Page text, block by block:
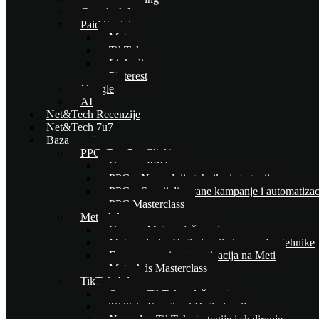
Google Ads
Paid Social
Meta
TikTok
Linkedin
Pinterest
Google
AI
Net&Tech Recenzije
Net&Tech 7u7
Baza znanja
PPC (Pay Per Click)
Osnove PPC-a
PPC – Naprednije tehnike i strategije
PPC – Specijalizovane kampanje i
PPC Masterclass
Meta Ads
Osnove Meta oglašavanja
Meta oglasi – Optimizacija i napredne tehnike
E-commerce i automatizacija na Meti
Meta Ads Masterclass
TikTok Ads
Osnove TikTok oglašavanja
TikTok: Kreativa i Optimizacija